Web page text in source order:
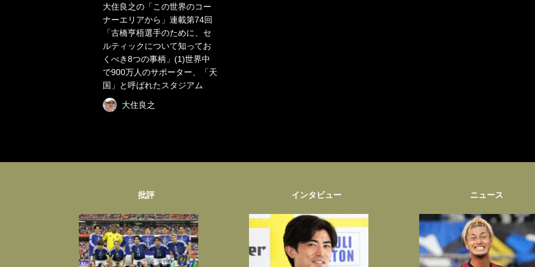
大住良之の「この世界のコー
ナーエリアから」連載第74回
「古橋亨梧選手のために、セ
ルティックについて知ってお
くべき8つの事柄」(1)世界中
で900万人のサポーター、「天
国」と呼ばれたスタジアム
大住良之
批評 インタビュー ニュース